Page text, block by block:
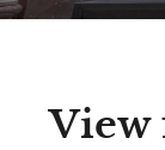
View